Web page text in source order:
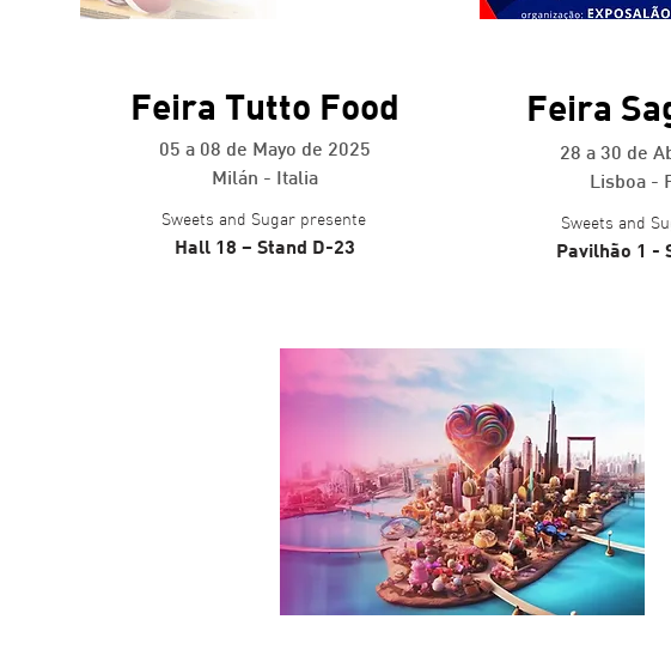
Feira Tutto Food
05 a 08 de Mayo de 2025
Milán - Italia
Hall 18 – Stand D-23
Sweets and Sugar presente
Feira
28 a 30 de
Lisboa -
Pavilhão 1 -
Sweets and